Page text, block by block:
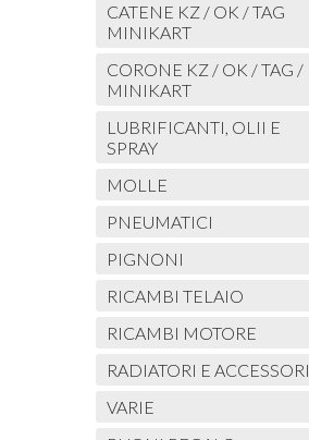
CATENE KZ / OK / TAG
MINIKART
CORONE KZ / OK / TAG /
MINIKART
LUBRIFICANTI, OLII E
SPRAY
MOLLE
PNEUMATICI
PIGNONI
RICAMBI TELAIO
RICAMBI MOTORE
RADIATORI E ACCESSORI
VARIE